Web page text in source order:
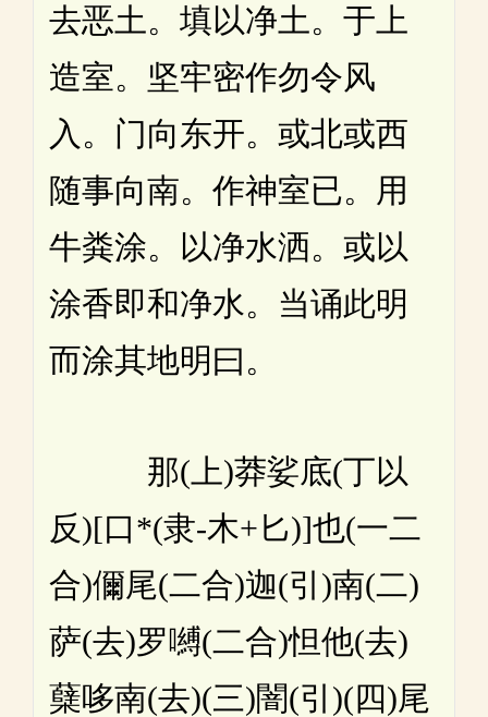
去恶土。填以净土。于上
造室。坚牢密作勿令风
入。门向东开。或北或西
随事向南。作神室已。用
牛粪涂。以净水洒。或以
涂香即和净水。当诵此明
而涂其地明曰。
那(上)莽娑底(丁以
反)[口*(隶-木+匕)]也(一二
合)儞尾(二合)迦(引)南(二)
萨(去)罗嚩(二合)怛他(去)
蘖哆南(去)(三)闇(引)(四)尾